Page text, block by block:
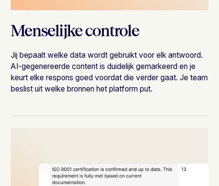
Menselijke controle
Jij bepaalt welke data wordt gebruikt voor elk antwoord.
AI-gegenereerde content is duidelijk gemarkeerd en je
keurt elke respons goed voordat die verder gaat. Je team
beslist uit welke bronnen het platform put.